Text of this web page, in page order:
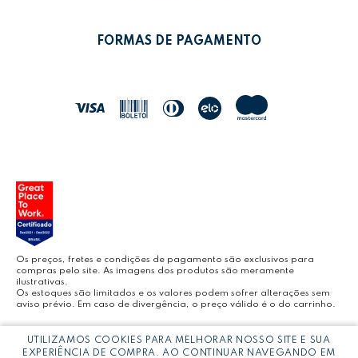
POLÍTICA DE TROCAS
BLOG LEONORA
FORMAS DE PAGAMENTO
Os preços, fretes e condições de pagamento são exclusivos para
compras pelo site. As imagens dos produtos são meramente
ilustrativas.
Os estoques são limitados e os valores podem sofrer alterações sem
aviso prévio. Em caso de divergência, o preço válido é o do carrinho.
Copyright © LEONORA COMERCIO INTERNACIONAL LTDA - CNPJ:
03.064.692/0005-53
UTILIZAMOS COOKIES PARA MELHORAR NOSSO SITE E SUA
EXPERIÊNCIA DE COMPRA. AO CONTINUAR NAVEGANDO EM